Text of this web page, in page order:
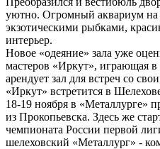
уютно. Огромный аквариум на
экзотическими рыбками,
интерьер.
Новое «одеяние» зала уже
мастеров «Иркут», играющая
арендует зал для встреч со
«Иркут» встретится в
18-19 ноября в «Металлурге»
из Прокопьевска. Здесь же
чемпионата России первой
шелеховский «Металлург» -